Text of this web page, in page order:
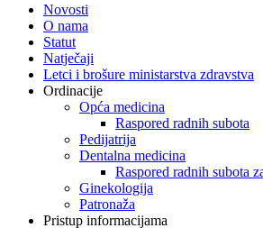
Novosti
O nama
Statut
Natječaji
Letci i brošure ministarstva zdravstva
Ordinacije
Opća medicina
Raspored radnih subota
Pedijatrija
Dentalna medicina
Raspored radnih subota
Ginekologija
Patronaža
Pristup informacijama